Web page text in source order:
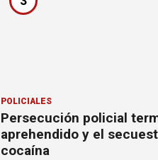
POLICIALES
Persecución policial
aprehendido y el
cocaína